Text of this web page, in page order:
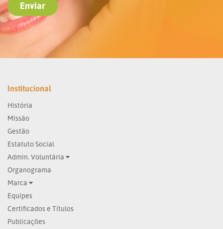
Institucional
História
Missão
Gestão
Estatuto Social
Admin. Voluntária
Organograma
Marca
Equipes
Certificados e Títulos
Publicações